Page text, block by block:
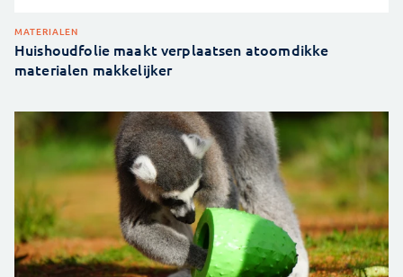
MATERIALEN
Huishoudfolie maakt verplaatsen atoomdikke
materialen makkelijker